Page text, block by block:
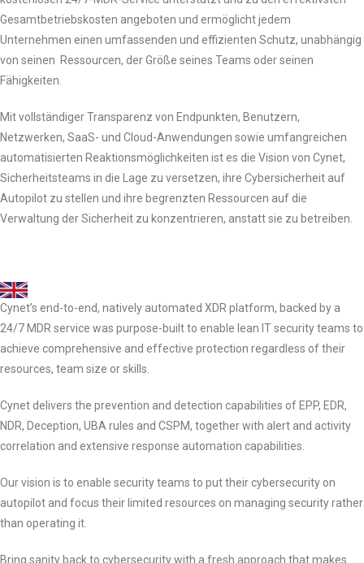
Gesamtbetriebskosten angeboten und ermöglicht jedem
Unternehmen einen umfassenden und effizienten Schutz, unabhängig
von seinen Ressourcen, der Größe seines Teams oder seinen
Fähigkeiten.
Mit vollständiger Transparenz von Endpunkten, Benutzern,
Netzwerken, SaaS- und Cloud-Anwendungen sowie umfangreichen
automatisierten Reaktionsmöglichkeiten ist es die Vision von Cynet,
Sicherheitsteams in die Lage zu versetzen, ihre Cybersicherheit auf
Autopilot zu stellen und ihre begrenzten Ressourcen auf die
Verwaltung der Sicherheit zu konzentrieren, anstatt sie zu betreiben.
Cynet’s end-to-end, natively automated XDR platform, backed by a
24/7 MDR service was purpose-built to enable lean IT security teams to
achieve comprehensive and effective protection regardless of their
resources, team size or skills.
Cynet delivers the prevention and detection capabilities of EPP, EDR,
NDR, Deception, UBA rules and CSPM, together with alert and activity
correlation and extensive response automation capabilities.
Our vision is to enable security teams to put their cybersecurity on
autopilot and focus their limited resources on managing security rather
than operating it.
Bring sanity back to cybersecurity with a fresh approach that makes